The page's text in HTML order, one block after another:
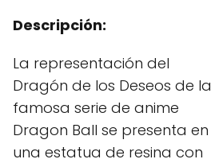
Descripción:
La representación del
Dragón de los Deseos de la
famosa serie de anime
Dragon Ball se presenta en
una estatua de resina con